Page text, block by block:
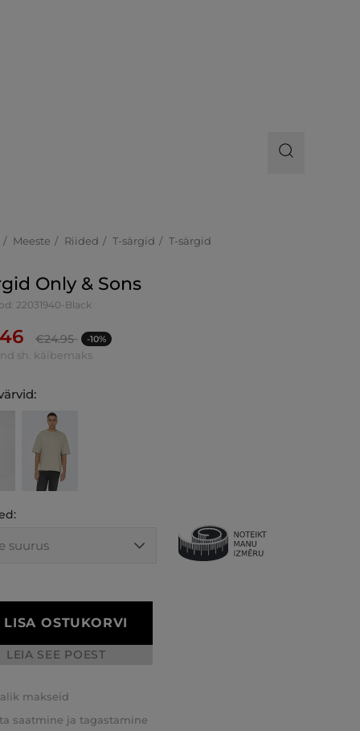
Meeste Riided T-särgid T-särgid
Only & Sons
22031940-Black
€24.95 -10%
sh. käibemaks
LISA OSTUKORVI
LEIA SEE POEST
makseid
saatmine ja tagastamine